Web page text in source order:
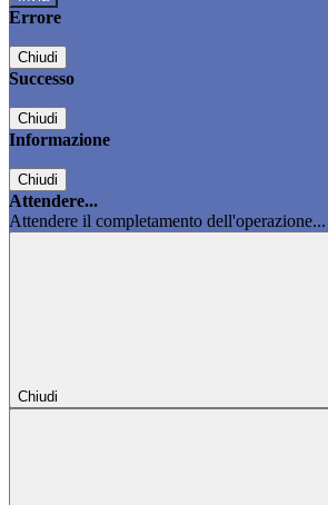
Errore
Chiudi
Successo
Chiudi
Informazione
Chiudi
Attendere...
Attendere il completamento dell'operazione...
Chiudi